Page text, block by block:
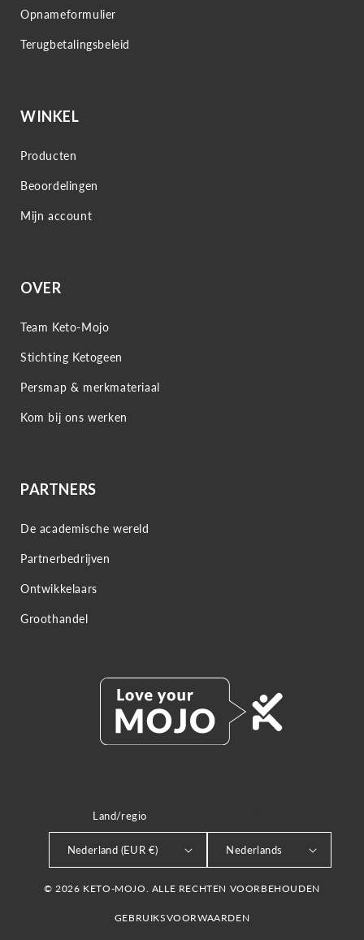
Opnameformulier
Terugbetalingsbeleid
WINKEL
Producten
Beoordelingen
Mijn account
OVER
Team Keto-Mojo
Stichting Ketogeen
Persmap & merkmateriaal
Kom bij ons werken
PARTNERS
De academische wereld
Partnerbedrijven
Ontwikkelaars
Groothandel
Land/regio
Nederland (EUR €) Nederlands
© 2026 KETO-MOJO. ALLE RECHTEN VOORBEHOUDEN
GEBRUIKSVOORWAARDEN